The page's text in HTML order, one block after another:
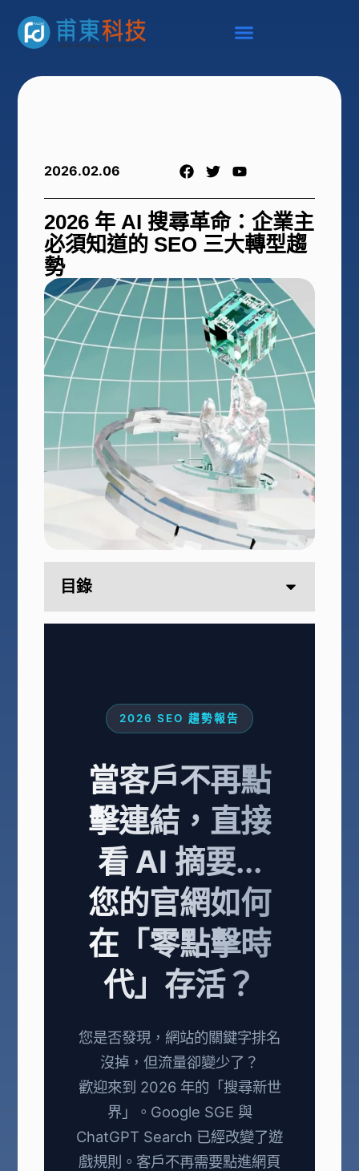
2026.02.06
2026 年 AI 搜尋革命：企業主
必須知道的 SEO 三大轉型趨
勢
目錄
2026 SEO 趨勢報告
當客戶不再點
擊連結，直接
看 AI 摘要...
您的官網如何
在「零點擊時
代」存活？
您是否發現，網站的關鍵字排名
沒掉，但流量卻變少了？
歡迎來到 2026 年的「搜尋新世
界」。Google SGE 與
ChatGPT Search 已經改變了遊
戲規則。客戶不再需要點進網頁